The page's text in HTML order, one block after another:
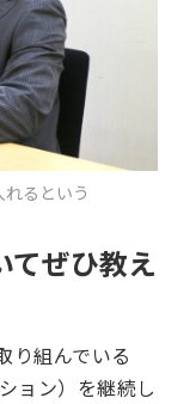
るという
てぜひ教え
り組んでいる
ョン）を継続し